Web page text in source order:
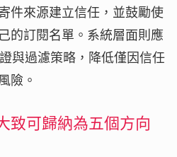
件來源建立信任，並鼓勵使
的訂閱名單。系統層面則應
與過濾策略，降低僅因信任
險。
致可歸納為五個方向